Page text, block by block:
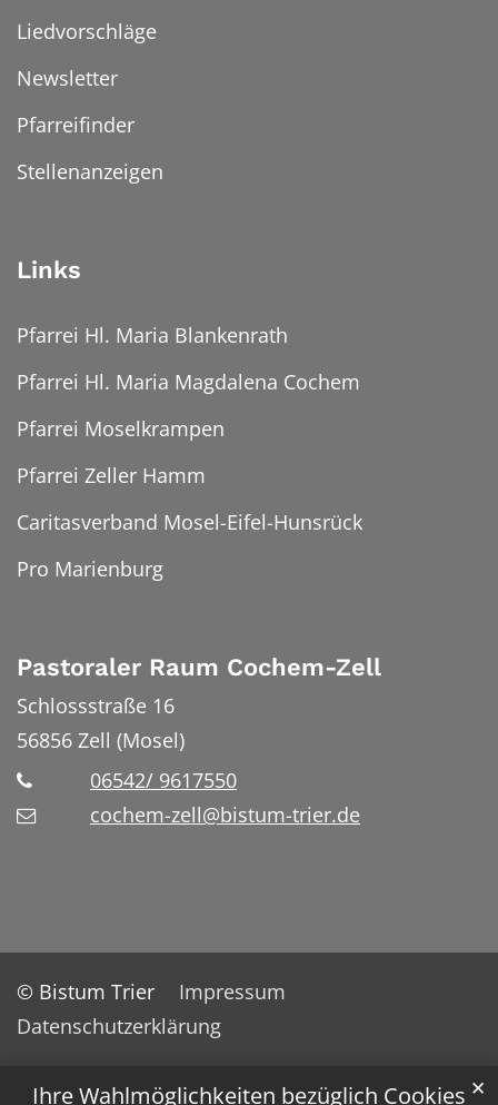
Ihre Wahlmöglichkeiten bezüglich Cookies ✕
Liedvorschläge
Newsletter
Pfarreifinder
Stellenanzeigen
Links
Pfarrei Hl. Maria Blankenrath
Pfarrei Hl. Maria Magdalena Cochem
Pfarrei Moselkrampen
Pfarrei Zeller Hamm
Caritasverband Mosel-Eifel-Hunsrück
Pro Marienburg
Pastoraler Raum Cochem-Zell
Schlossstraße 16
56856 Zell (Mosel)
06542/ 9617550
cochem-zell@bistum-trier.de
© Bistum Trier
Impressum
Datenschutzerklärung